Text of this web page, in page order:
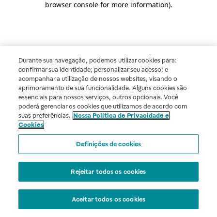
browser console for more information).
Durante sua navegação, podemos utilizar cookies para:
confirmar sua identidade; personalizar seu acesso; e
acompanhar a utilização de nossos websites, visando o
aprimoramento de sua funcionalidade. Alguns cookies são
essenciais para nossos serviços, outros opcionais. Você
poderá gerenciar os cookies que utilizamos de acordo com
suas preferências. Nossa Política de Privacidade e
Cookies
Definições de cookies
Rejeitar todos os cookies
Aceitar todos os cookies